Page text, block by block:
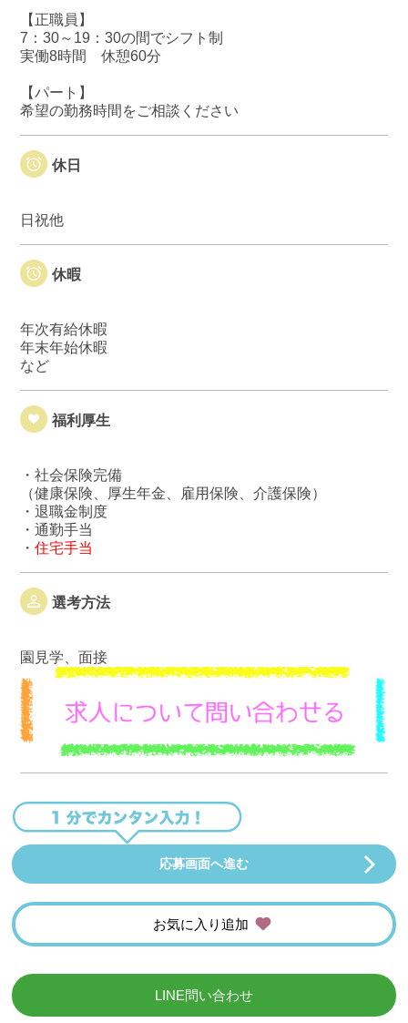
【正職員】
7：30～19：30の間でシフト制
実働8時間 休憩60分
【パート】
希望の勤務時間をご相談ください
休日
日祝他
休暇
年次有給休暇
年末年始休暇
など
福利厚生
・社会保険完備
（健康保険、厚生年金、雇用保険、介護保険）
・退職金制度
・通勤手当
・ 住宅手当
選考方法
園見学、面接
応募画面へ進む
お気に入り追加
LINE問い合わせ